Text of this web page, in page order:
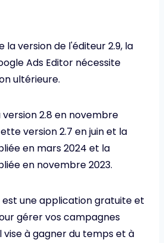
la version de l'éditeur 2.9, la
Ads Editor nécessite
ultérieure.
2.8 en novembre
version 2.7 en juin et la
en mars 2024 et la
en novembre 2023.
est une application gratuite et
gérer vos campagnes
vise à gagner du temps et à